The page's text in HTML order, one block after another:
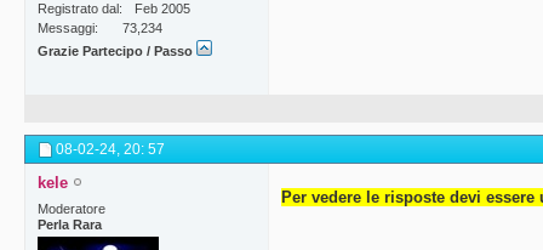
Registrato dal
Feb 2005
Messaggi
73,234
Grazie Partecipo / Passo
08-02-24, 20: 57
kele
Moderatore
Perla Rara
Per vedere le risposte devi